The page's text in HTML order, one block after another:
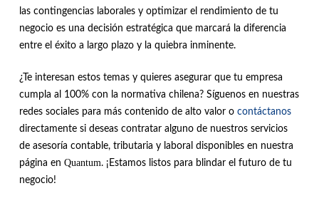
las contingencias laborales y optimizar el rendimiento de tu
negocio es una decisión estratégica que marcará la diferencia
entre el éxito a largo plazo y la quiebra inminente.
¿Te interesan estos temas y quieres asegurar que tu empresa
cumpla al 100% con la normativa chilena? Síguenos en nuestras
redes sociales para más contenido de alto valor o contáctanos
directamente si deseas contratar alguno de nuestros servicios
de asesoría contable, tributaria y laboral disponibles en nuestra
página en Quantum. ¡Estamos listos para blindar el futuro de tu
negocio!